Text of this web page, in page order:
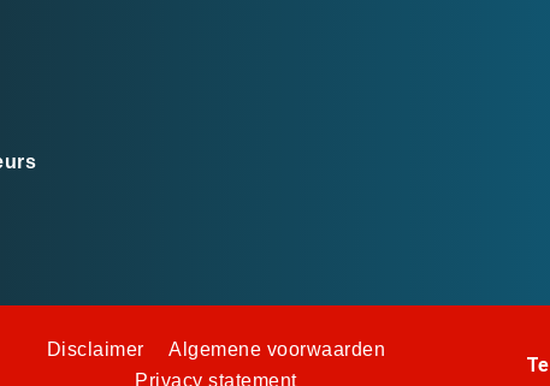
Disclaimer
Algemene voorwaarden
Privacy statement